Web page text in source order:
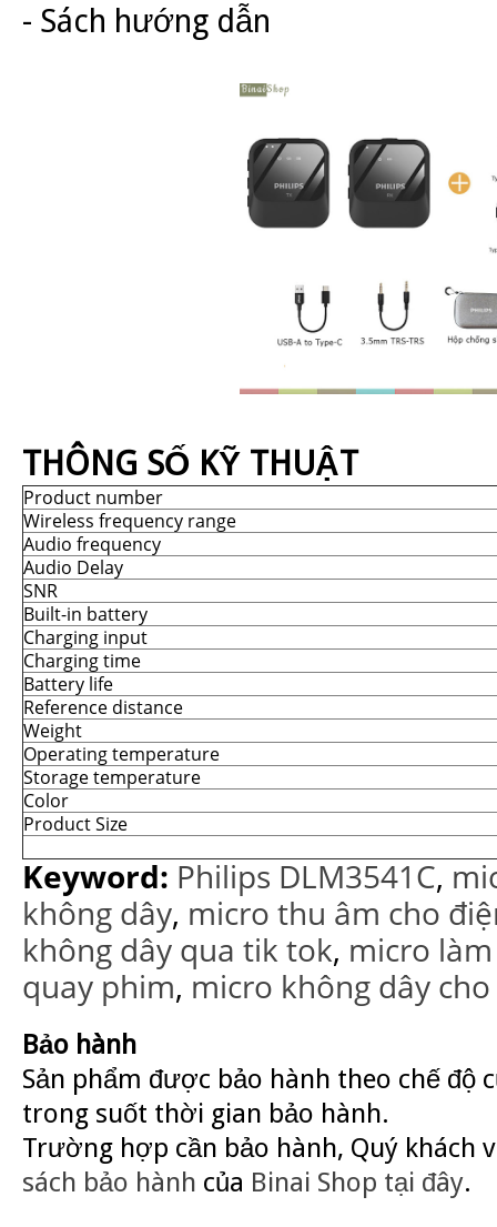
- Sách hướng dẫn
THÔNG SỐ KỸ THUẬT
Product number
Wireless frequency range
Audio frequency
Audio Delay
SNR
Built-in battery
Charging input
Charging time
Battery life
Reference distance
Weight
Operating temperature
Storage temperature
Color
Product Size
Keyword: Philips DLM3541C,
không dây, micro thu âm cho
không dây qua tik tok, micro
quay phim, micro không dây
Bảo hành
Sản phẩm được bảo hành theo chế độ
trong suốt thời gian bảo hành.
Trường hợp cần bảo hành, Quý khách
sách bảo hành của Binai Shop tại đây.